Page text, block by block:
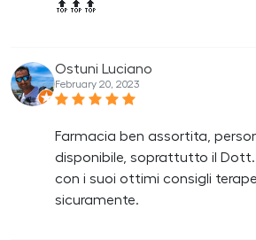
🔝🔝🔝
Ostuni Luciano
February 20, 2023
Farmacia ben assortita,
disponibile, soprattutto il Dott.
con i suoi ottimi consigli
sicuramente.